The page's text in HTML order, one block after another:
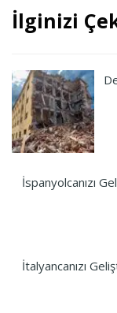
İlginizi
İspanyolcanızı
İtalyancanızı